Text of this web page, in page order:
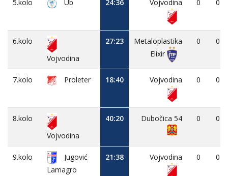
5.kolo Ub 24:36 Vojvodina 0 0
6.kolo
Vojvodina
27:23
Metaloplastika
Elixir
0 0
7.kolo Proleter 18:40 Vojvodina 0 0
8.kolo
Vojvodina
40:20 Dubočica 54 0 0
9.kolo
Jugović
Lamagro
21:38 Vojvodina 0 0